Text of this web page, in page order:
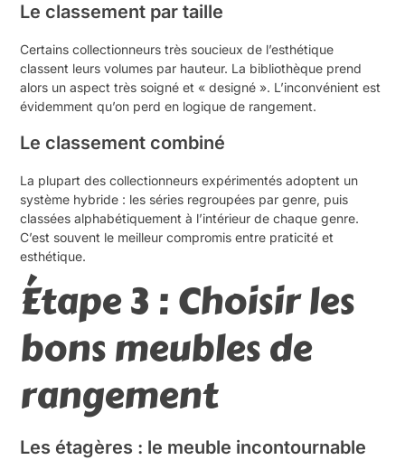
Le classement par taille
Certains collectionneurs très soucieux de l’esthétique
classent leurs volumes par hauteur. La bibliothèque prend
alors un aspect très soigné et « designé ». L’inconvénient est
évidemment qu’on perd en logique de rangement.
Le classement combiné
La plupart des collectionneurs expérimentés adoptent un
système hybride : les séries regroupées par genre, puis
classées alphabétiquement à l’intérieur de chaque genre.
C’est souvent le meilleur compromis entre praticité et
esthétique.
Étape 3 : Choisir les
bons meubles de
rangement
Les étagères : le meuble incontournable